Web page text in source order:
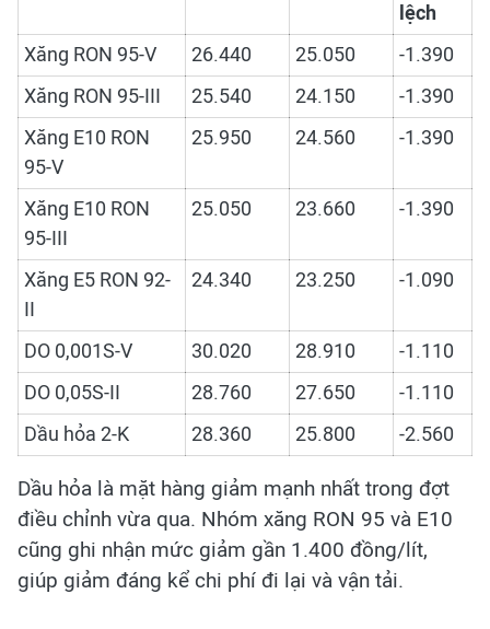
lệch
Xăng RON 95-V
26.440 25.050
-1.390
Xăng RON 95-III
25.540 24.150
-1.390
Xăng E10 RON
95-V
25.950 24.560 -1.390
Xăng E10 RON
95-III
25.050 23.660 -1.390
Xăng E5 RON 92-
II
24.340 23.250 -1.090
DO 0,001S-V 30.020 28.910
-1.110
DO 0,05S-II
28.760 27.650
-1.110
Dầu hỏa 2-K
28.360 25.800 -2.560
Dầu hỏa là mặt hàng giảm mạnh nhất trong đợt
điều chỉnh vừa qua. Nhóm xăng RON 95 và E10
cũng ghi nhận mức giảm gần 1.400 đồng/lít,
giúp giảm đáng kể chi phí đi lại và vận tải.